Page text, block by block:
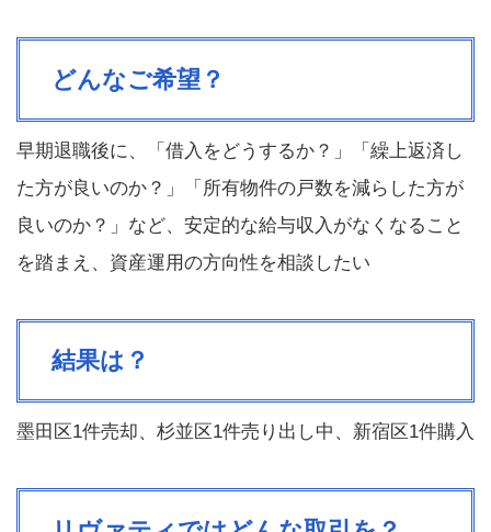
どんなご希望？
早期退職後に、「借入をどうするか？」「繰上返済し
た方が良いのか？」「所有物件の戸数を減らした方が
良いのか？」など、安定的な給与収入がなくなること
を踏まえ、資産運用の方向性を相談したい
結果は？
墨田区1件売却、杉並区1件売り出し中、新宿区1件購入